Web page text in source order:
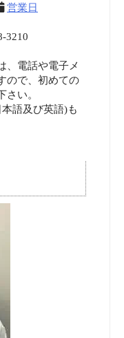
営業日
3210
、電話や電子メ
ので、初めての
い。
語及び英語)も